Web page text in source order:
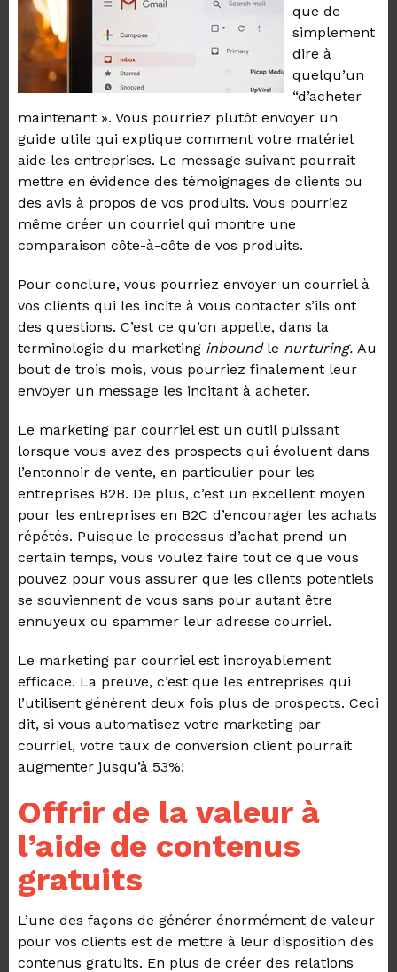
que de
simplement
dire à
quelqu’un
“d’acheter
maintenant ». Vous pourriez plutôt envoyer un
guide utile qui explique comment votre matériel
aide les entreprises. Le message suivant pourrait
mettre en évidence des témoignages de clients ou
des avis à propos de vos produits. Vous pourriez
même créer un courriel qui montre une
comparaison côte-à-côte de vos produits.
Pour conclure, vous pourriez envoyer un courriel à
vos clients qui les incite à vous contacter s’ils ont
des questions. C’est ce qu’on appelle, dans la
terminologie du marketing inboundle nurturing. Au
bout de trois mois, vous pourriez finalement leur
envoyer un message les incitant à acheter.
Le marketing par courriel est un outil puissant
lorsque vous avez des prospects qui évoluent dans
l’entonnoir de vente, en particulier pour les
entreprises B2B. De plus, c’est un excellent moyen
pour les entreprises en B2C d’encourager les achats
répétés. Puisque le processus d’achat prend un
certain temps, vous voulez faire tout ce que vous
pouvez pour vous assurer que les clients potentiels
se souviennent de vous sans pour autant être
ennuyeux ou spammer leur adresse courriel.
Le marketing par courriel est incroyablement
efficace. La preuve, c’est que les entreprises qui
l’utilisent génèrent deux fois plus de prospects. Ceci
dit, si vous automatisez votre marketing par
courriel, votre taux de conversion client pourrait
augmenter jusqu’à 53%!
Offrir de la valeur à
l’aide de contenus
gratuits
L’une des façons de générer énormément de valeur
pour vos clients est de mettre à leur disposition des
contenus gratuits. En plus de créer des relations